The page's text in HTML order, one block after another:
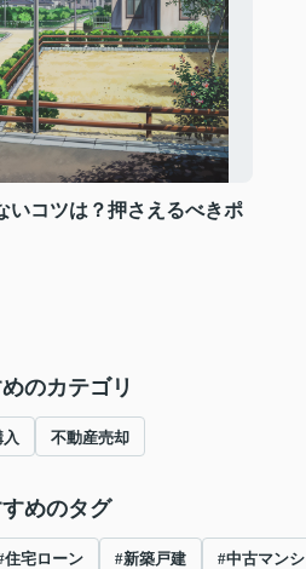
いコツは？押さえるべきポ
のカテゴリ
不動産売却
めのタグ
住宅ローン #新築戸建 #中古マン